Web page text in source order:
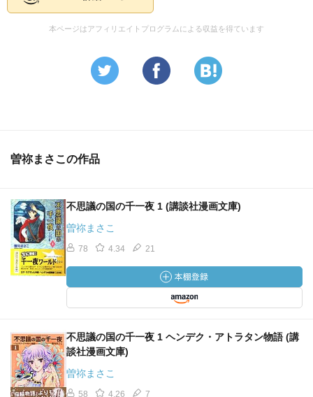
本ページはアフィリエイトプログラムによる収益を得ています
曽祢まさこの作品
不思議の国の千一夜 1 (講談社漫画文庫)
曽祢まさこ
78 4.34 21
不思議の国の千一夜 1 ヘンデク・アトラタン物語 (講
談社漫画文庫)
曽祢まさこ
58 4.26 7